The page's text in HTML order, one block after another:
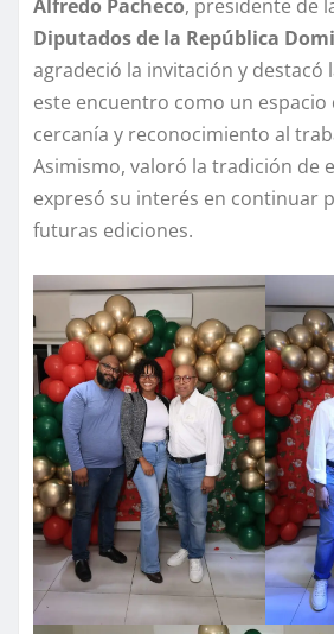
Alfredo Pacheco, presidente de
Diputados de la República
agradeció la invitación y destacó
este encuentro como un
cercanía y reconocimiento al
Asimismo, valoró la tradición de
expresó su interés en continuar
futuras ediciones.